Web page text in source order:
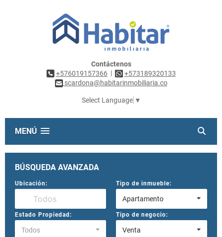
Contáctenos
+576019157366 |
+573189320133
scardona@habitarinmobiliaria.co
Select Language ▼
MENÚ
BÚSQUEDA AVANZADA
Ubicación: Tipo de inmueble:
Apartamento
Estado Propiedad:
Todos
Tipo de negocio:
Venta